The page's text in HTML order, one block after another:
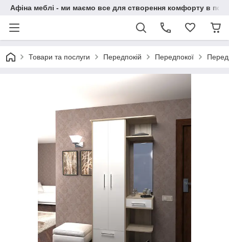
Афіна меблі - ми маємо все для створення комфорту в
Товари та послуги Передпокій Передпокої